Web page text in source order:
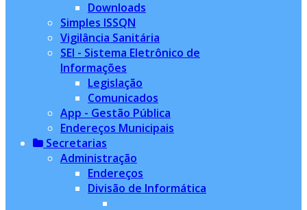
Downloads
Simples ISSQN
Vigilância Sanitária
SEI - Sistema Eletrônico de
Informações
Legislação
Comunicados
App - Gestão Pública
Endereços Municipais
Secretarias
Administração
Endereços
Divisão de Informática